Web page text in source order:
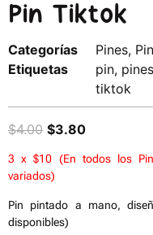
Pin Tiktok
Categorías Pines,
Etiquetas
pin, pines
tiktok
$4.00 $3.80
3 x $10 (En todos los
variados)
Pin pintado a mano,
disponibles)